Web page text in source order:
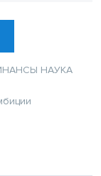
НАУКА